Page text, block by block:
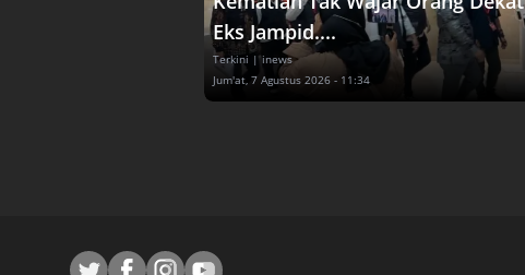
Eks Jampid....
Terkini | inews
Jum'at, 7 Agustus 2026 - 11:34